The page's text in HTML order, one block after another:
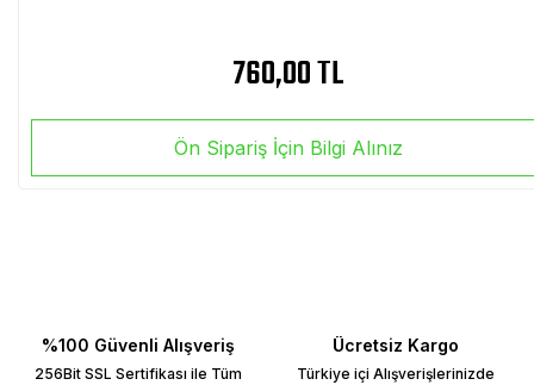
760,00 TL
Ön Sipariş İçin Bilgi Alınız
%100 Güvenli Alışveriş
256Bit SSL Sertifikası ile Tüm
Ücretsiz Kargo
Türkiye içi Alışverişlerinizde